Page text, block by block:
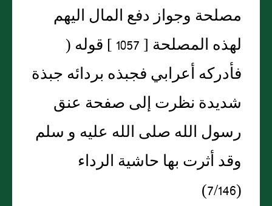
مصلحة وجواز دفع المال اليهم
لهذه المصلحة [ 1057 ] قوله (
فأدركه أعرابي فجبذه بردائه جبذة
شديدة نظرت إلى صفحة عنق
رسول الله صلى الله عليه و سلم
وقد أثرت بها حاشية الرداء
(7/146)